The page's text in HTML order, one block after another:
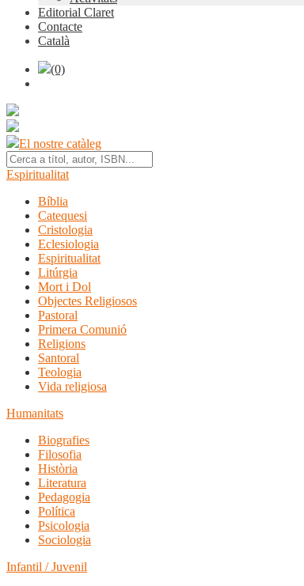
Editorial Claret
Contacte
Català
(0)
El nostre catàleg
Espiritualitat
Bíblia
Catequesi
Cristologia
Eclesiologia
Espiritualitat
Litúrgia
Mort i Dol
Objectes Religiosos
Pastoral
Primera Comunió
Religions
Santoral
Teologia
Vida religiosa
Humanitats
Biografies
Filosofia
Història
Literatura
Pedagogia
Política
Psicologia
Sociologia
Infantil / Juvenil